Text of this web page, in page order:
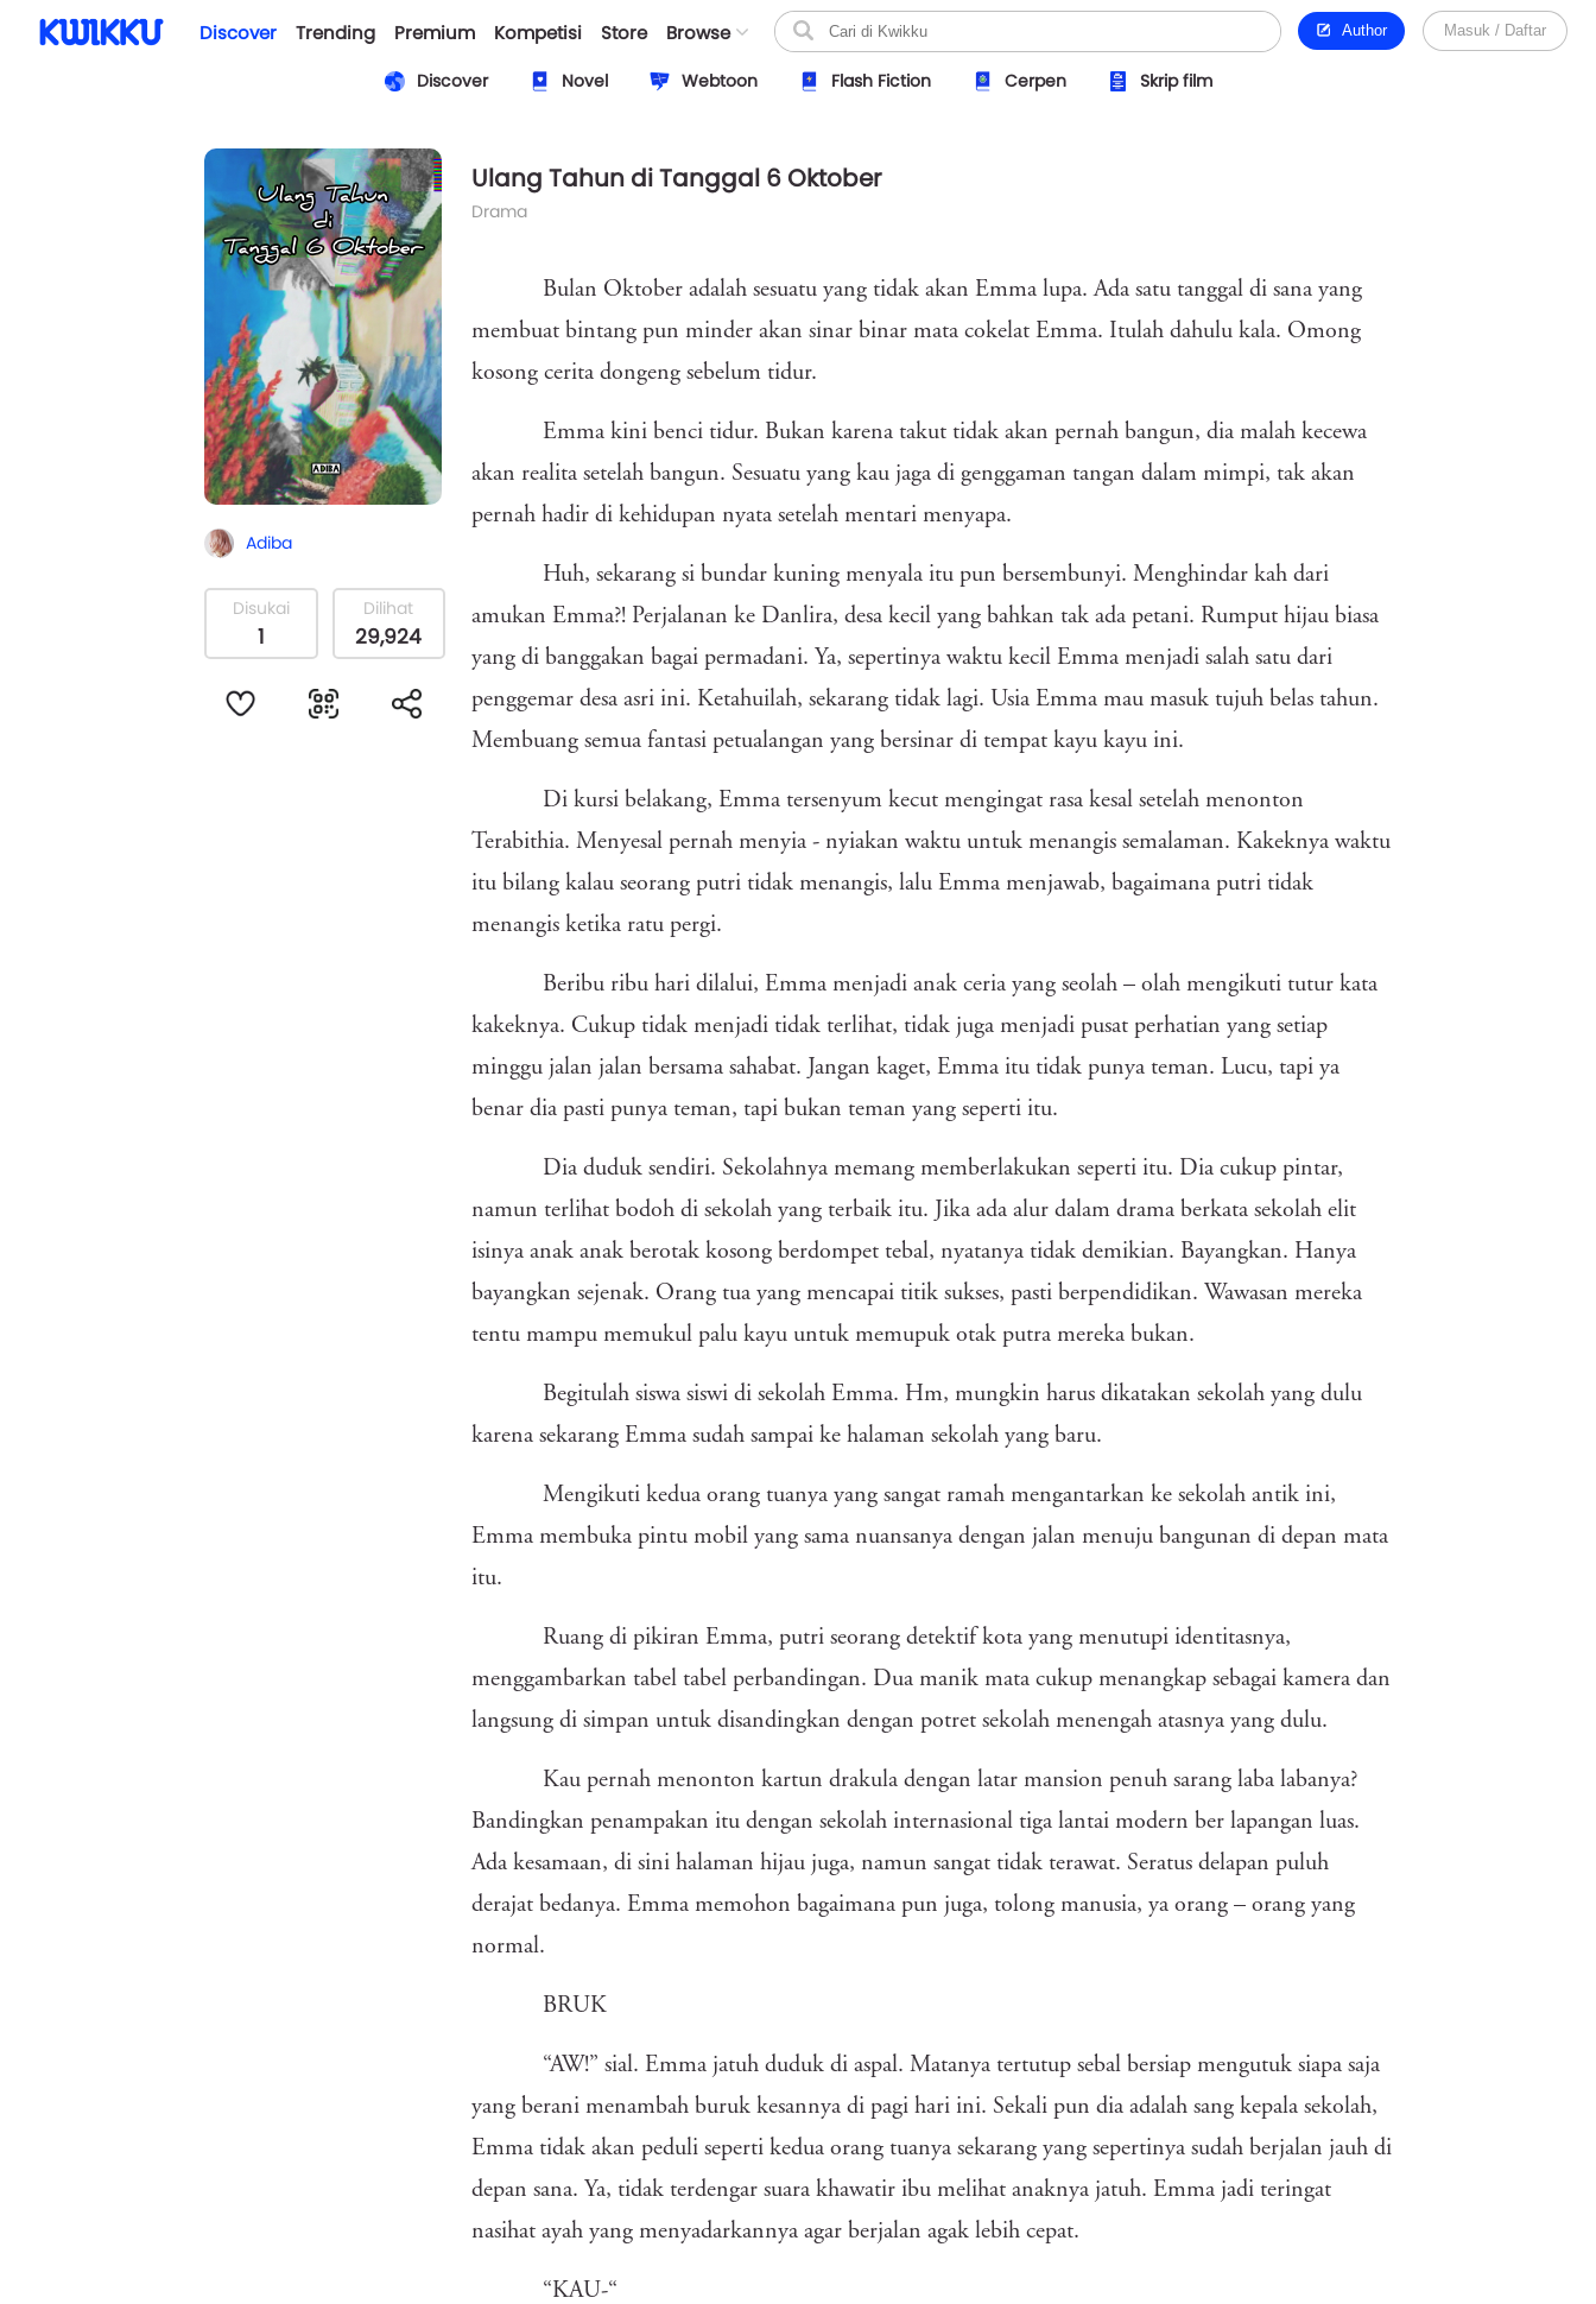
Discover Trending Premium Kompetisi Store Browse Author Masuk / Daftar
Discover Novel Webtoon Flash Fiction Cerpen Skrip film
Adiba
Disukai
1
Dilihat
29,924
Ulang Tahun di Tanggal 6 Oktober
Drama
Bulan Oktober adalah sesuatu yang tidak akan Emma lupa. Ada satu tanggal di sana yang
membuat bintang pun minder akan sinar binar mata cokelat Emma. Itulah dahulu kala. Omong
kosong cerita dongeng sebelum tidur.
Emma kini benci tidur. Bukan karena takut tidak akan pernah bangun, dia malah kecewa
akan realita setelah bangun. Sesuatu yang kau jaga di genggaman tangan dalam mimpi, tak akan
pernah hadir di kehidupan nyata setelah mentari menyapa.
Huh, sekarang si bundar kuning menyala itu pun bersembunyi. Menghindar kah dari
amukan Emma?! Perjalanan ke Danlira, desa kecil yang bahkan tak ada petani. Rumput hijau biasa
yang di banggakan bagai permadani. Ya, sepertinya waktu kecil Emma menjadi salah satu dari
penggemar desa asri ini. Ketahuilah, sekarang tidak lagi. Usia Emma mau masuk tujuh belas tahun.
Membuang semua fantasi petualangan yang bersinar di tempat kayu kayu ini.
Di kursi belakang, Emma tersenyum kecut mengingat rasa kesal setelah menonton
Terabithia. Menyesal pernah menyia - nyiakan waktu untuk menangis semalaman. Kakeknya waktu
itu bilang kalau seorang putri tidak menangis, lalu Emma menjawab, bagaimana putri tidak
menangis ketika ratu pergi.
Beribu ribu hari dilalui, Emma menjadi anak ceria yang seolah – olah mengikuti tutur kata
kakeknya. Cukup tidak menjadi tidak terlihat, tidak juga menjadi pusat perhatian yang setiap
minggu jalan jalan bersama sahabat. Jangan kaget, Emma itu tidak punya teman. Lucu, tapi ya
benar dia pasti punya teman, tapi bukan teman yang seperti itu.
Dia duduk sendiri. Sekolahnya memang memberlakukan seperti itu. Dia cukup pintar,
namun terlihat bodoh di sekolah yang terbaik itu. Jika ada alur dalam drama berkata sekolah elit
isinya anak anak berotak kosong berdompet tebal, nyatanya tidak demikian. Bayangkan. Hanya
bayangkan sejenak. Orang tua yang mencapai titik sukses, pasti berpendidikan. Wawasan mereka
tentu mampu memukul palu kayu untuk memupuk otak putra mereka bukan.
Begitulah siswa siswi di sekolah Emma. Hm, mungkin harus dikatakan sekolah yang dulu
karena sekarang Emma sudah sampai ke halaman sekolah yang baru.
Mengikuti kedua orang tuanya yang sangat ramah mengantarkan ke sekolah antik ini,
Emma membuka pintu mobil yang sama nuansanya dengan jalan menuju bangunan di depan mata
itu.
Ruang di pikiran Emma, putri seorang detektif kota yang menutupi identitasnya,
menggambarkan tabel tabel perbandingan. Dua manik mata cukup menangkap sebagai kamera dan
langsung di simpan untuk disandingkan dengan potret sekolah menengah atasnya yang dulu.
Kau pernah menonton kartun drakula dengan latar mansion penuh sarang laba labanya?
Bandingkan penampakan itu dengan sekolah internasional tiga lantai modern ber lapangan luas.
Ada kesamaan, di sini halaman hijau juga, namun sangat tidak terawat. Seratus delapan puluh
derajat bedanya. Emma memohon bagaimana pun juga, tolong manusia, ya orang – orang yang
normal.
BRUK
“AW!” sial. Emma jatuh duduk di aspal. Matanya tertutup sebal bersiap mengutuk siapa saja
yang berani menambah buruk kesannya di pagi hari ini. Sekali pun dia adalah sang kepala sekolah,
Emma tidak akan peduli seperti kedua orang tuanya sekarang yang sepertinya sudah berjalan jauh di
depan sana. Ya, tidak terdengar suara khawatir ibu melihat anaknya jatuh. Emma jadi teringat
nasihat ayah yang menyadarkannya agar berjalan agak lebih cepat.
“KAU-“